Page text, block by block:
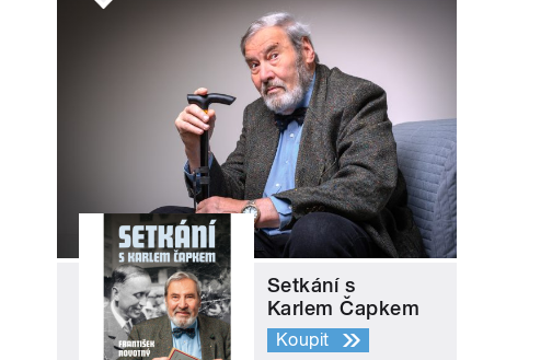
Setkání s
Karlem Čapkem
Koupit